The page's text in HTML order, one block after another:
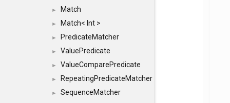
► Match
► Match< Int >
► PredicateMatcher
► ValuePredicate
► ValueComparePredicate
► RepeatingPredicateMatcher
►
SequenceMatcher